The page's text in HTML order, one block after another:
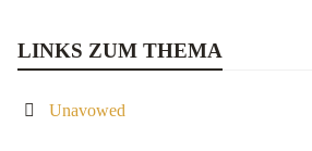
LINKS ZUM THEMA
Unavowed